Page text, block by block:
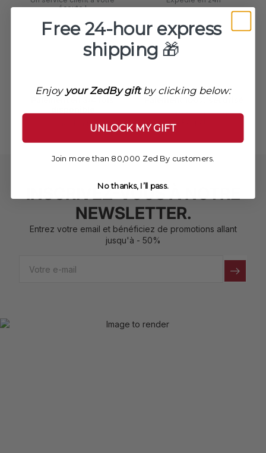
écoute !
Paiement en 3/4 fois
Alma / Klarna
Paiement 100% sécurisé
VISA, Mastercard, AMEX,
INSCRIVEZ-VOUS À NOTRE
NEWSLETTER.
Entrez votre email et bénéficiez de promotions allant
jusqu'à - 50%
Free 24-hour express
shipping 🎁
Enjoy your ZedBy giftby clicking below:
UNLOCK MY GIFT
Join more than 80,000 Zed By customers.
No thanks, I’ll pass.